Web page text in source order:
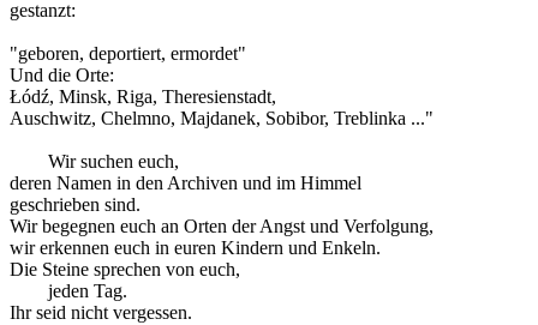
gestanzt:
"geboren, deportiert, ermordet"
Und die Orte:
Łódź, Minsk, Riga, Theresienstadt,
Auschwitz, Chelmno, Majdanek, Sobibor, Treblinka ..."
Wir suchen euch,
deren Namen in den Archiven und im Himmel
geschrieben sind.
Wir begegnen euch an Orten der Angst und Verfolgung,
wir erkennen euch in euren Kindern und Enkeln.
Die Steine sprechen von euch,
jeden Tag.
Ihr seid nicht vergessen.